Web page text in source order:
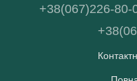
+38(067)226-80-